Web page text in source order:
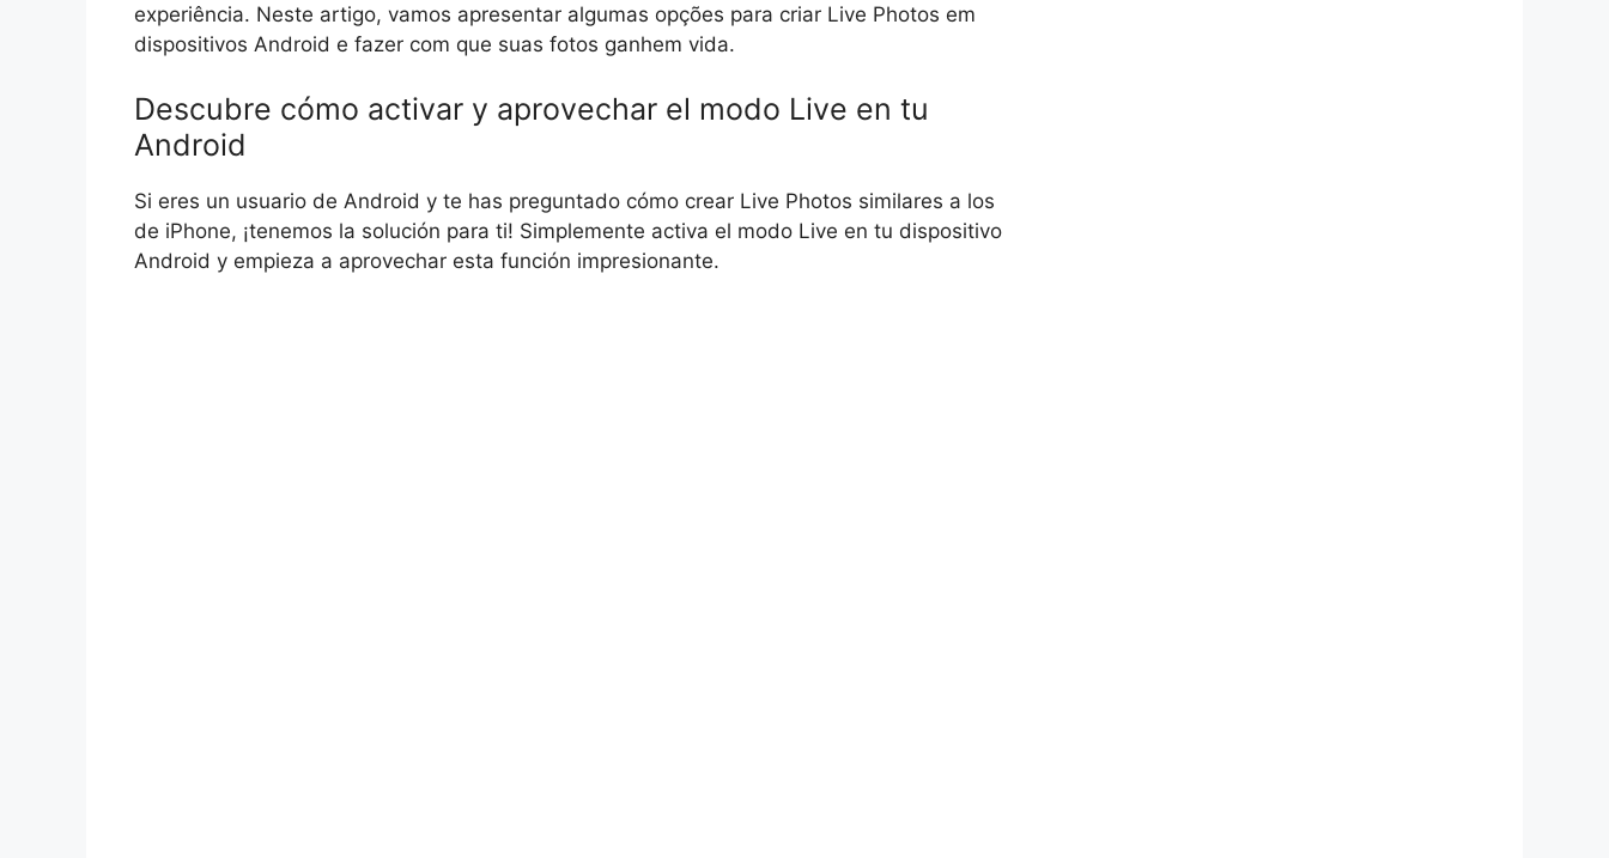
experiência. Neste artigo, vamos apresentar algumas opções para criar Live Photos em
dispositivos Android e fazer com que suas fotos ganhem vida.
Descubre cómo activar y aprovechar el modo Live en tu
Android
Si eres un usuario de Android y te has preguntado cómo crear Live Photos similares a los
de iPhone, ¡tenemos la solución para ti! Simplemente activa el modo Live en tu dispositivo
Android y empieza a aprovechar esta función impresionante.